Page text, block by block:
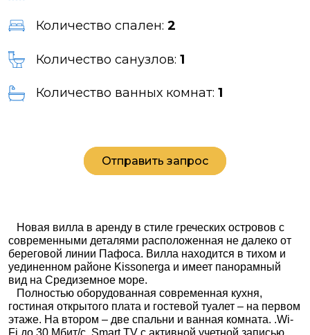
Количество спален: 2
Количество санузлов: 1
Количество ванных комнат: 1
Отправить запрос
Новая вилла в аренду в стиле греческих островов с
современными деталями расположенная не далеко от
береговой линии Пафоса. Вилла находится в тихом и
уединенном районе Kissonerga и имеет панорамный
вид на Средиземное море.
Полностью оборудованная современная кухня,
гостиная открытого плата и гостевой туалет – на первом
этаже. На втором – две спальни и ванная комната. .Wi-
Fi до 30 Мбит/с, Smart TV с активной учетной записью